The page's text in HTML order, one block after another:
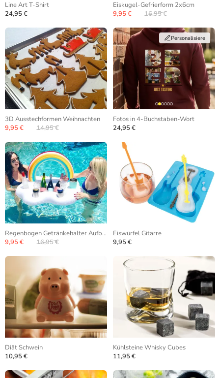
Line Art T-Shirt
24,95 €
Eiskugel-Gefrierform 2x6cm
9,95 €
16,95 €
3D Ausstechformen Weihnachten
9,95 €
14,95 €
Personalisiere
Fotos in 4-Buchstaben-Wort
24,95 €
Regenbogen Getränkehalter Aufblasbar
9,95 €
16,95 €
Eiswürfel Gitarre
9,95 €
Diät Schwein
10,95 €
Kühlsteine Whisky Cubes
11,95 €